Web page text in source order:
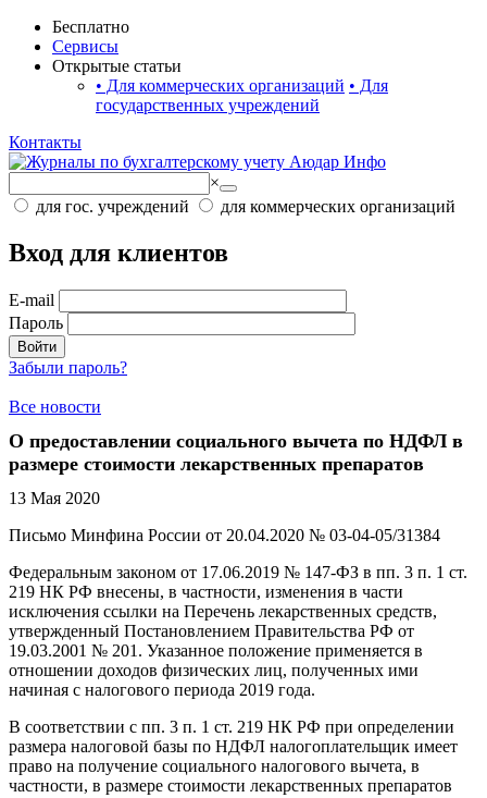
Бесплатно
Сервисы
Открытые статьи
• Для коммерческих организаций • Для
государственных учреждений
Контакты
×
для гос. учреждений
для коммерческих организаций
Вход для клиентов
E-mail
Пароль
Войти
Забыли пароль?
Все новости
О предоставлении социального вычета по НДФЛ в
размере стоимости лекарственных препаратов
13 Мая 2020
Письмо Минфина России от 20.04.2020 № 03-04-05/31384
Федеральным законом от 17.06.2019 № 147-ФЗ в пп. 3 п. 1 ст.
219 НК РФ внесены, в частности, изменения в части
исключения ссылки на Перечень лекарственных средств,
утвержденный Постановлением Правительства РФ от
19.03.2001 № 201. Указанное положение применяется в
отношении доходов физических лиц, полученных ими
начиная с налогового периода 2019 года.
В соответствии с пп. 3 п. 1 ст. 219 НК РФ при определении
размера налоговой базы по НДФЛ налогоплательщик имеет
право на получение социального налогового вычета, в
частности, в размере стоимости лекарственных препаратов